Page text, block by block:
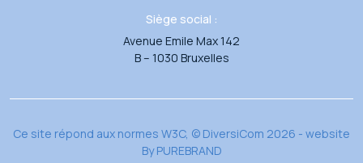
Siège social :
Avenue Emile Max 142
B – 1030 Bruxelles
Ce site répond aux normes W3C, © DiversiCom 2026 - website
ByPUREBRAND